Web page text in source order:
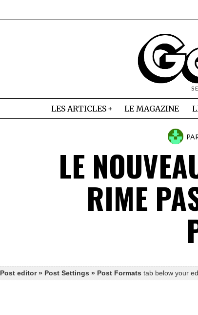
LES ARTICLES LE MAGAZINE
LE
RIME
Post editor » Post Settings » Post Formats tab below your